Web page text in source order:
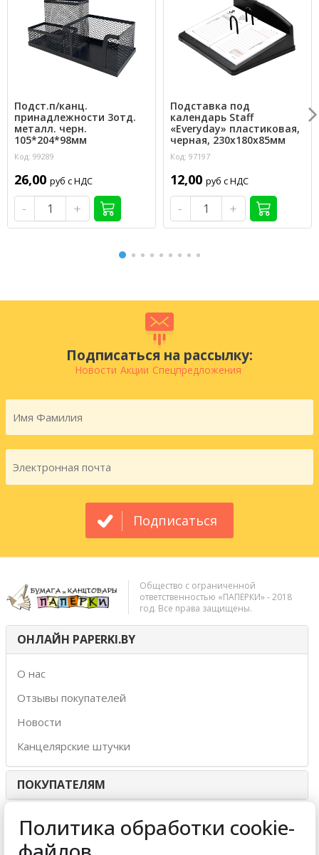
Подст.п/канц.
принадлежности 3отд.
металл. черн.
105*204*98мм
Код: 99289
26,00 руб с НДС
- +
Подставка под
календарь Staff
«Everyday» пластиковая,
черная, 230х180х85мм
Код: 97197
12,00 руб с НДС
- +
Подписаться на рассылку:
Новости Акции Спецпредложения
Подписаться
Общество с ограниченной
ответственностью «ПАПЕРКИ» - 2018
год. Все права защищены.
ОНЛАЙН PAPERKI.BY
О нас
Отзывы покупателей
Новости
Канцелярские штучки
ПОКУПАТЕЛЯМ
ИНТЕРНЕТ-МАГАЗИН
Политика обработки cookie-